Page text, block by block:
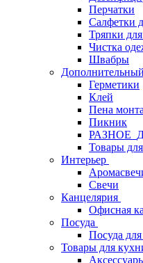
Перчатки
Салфетки
Тряпки
Чистка
Швабры
Герметики
Клей
Пена
Пикник
Товары
Интерьер
Свечи
Канцелярия
Офисная
Посуда
Посуда
Товары для